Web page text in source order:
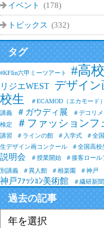
イベント (178)
トピックス (332)
タグ
#KFIin六甲ミーツアート #高
リジエWEST デザイン
校生
＃ECAMOD（エカモード）
講義
＃ガウディ展 ＃デコリ
検定
＃ファッションフ
講習
＃ラインの館 ＃入学式 ＃全
生デザイン画コンクール
＃全国高
説明会
＃授業開始 ＃接客ロー
別講義
＃異人館 ＃相楽園 ＃神戸
神戸ﾌｧｯｼｮﾝ美術館
＃繊研新聞
過去の記事